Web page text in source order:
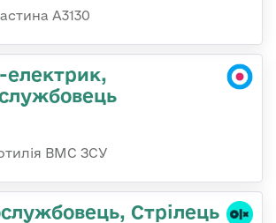
А3130
електрик,
ВМС ЗСУ
Стрілець